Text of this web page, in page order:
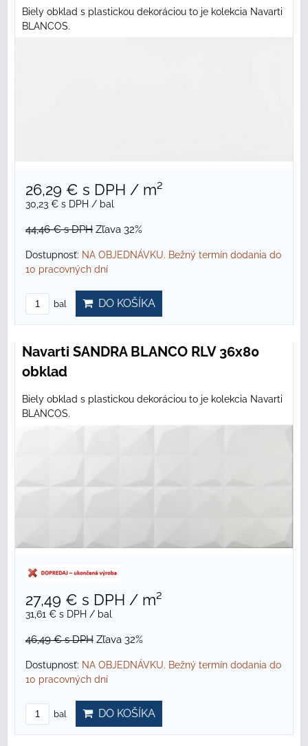
Biely obklad s plastickou dekoráciou to je kolekcia Navarti
BLANCOS.
26,29 € s DPH / m²
30,23 € s DPH / bal
44,46 €s DPH Zľava 32%
Dostupnosť: NA OBJEDNÁVKU. Bežný termín dodania do
10 pracovných dní
bal DO KOŠÍKA
Navarti SANDRA BLANCO RLV 36x80
obklad
Biely obklad s plastickou dekoráciou to je kolekcia Navarti
BLANCOS.
27,49 € s DPH / m²
31,61 € s DPH / bal
46,49 €s DPH Zľava 32%
Dostupnosť: NA OBJEDNÁVKU. Bežný termín dodania do
10 pracovných dní
bal DO KOŠÍKA